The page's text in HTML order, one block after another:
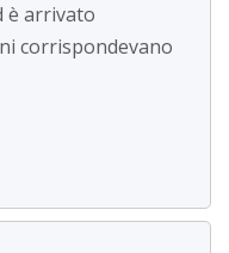
è arrivato
corrispondevano